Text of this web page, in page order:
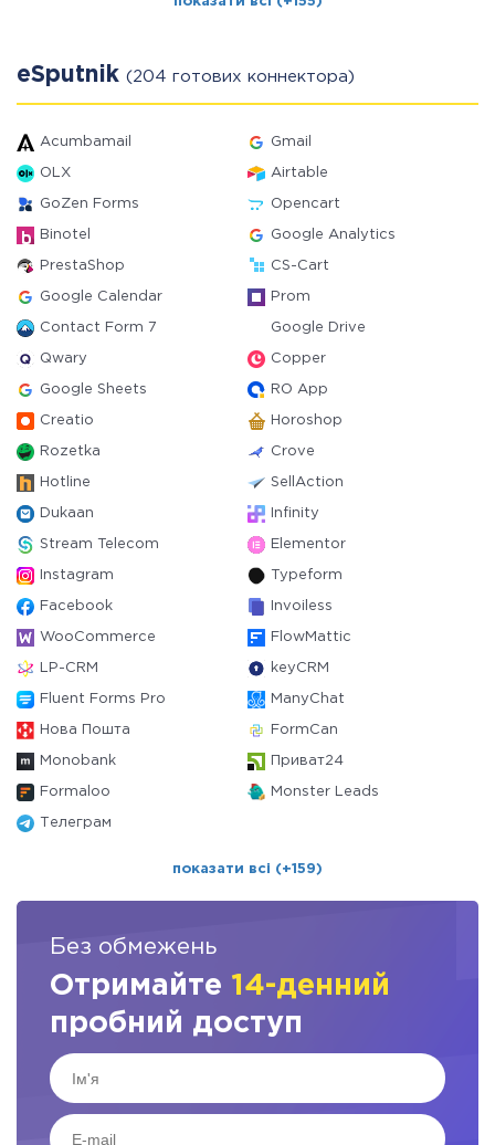
eSputnik (204 готових коннектора)
Acumbamail Gmail
OLX Airtable
GoZen Forms Opencart
Binotel Google Analytics
PrestaShop CS-Cart
Google Calendar Prom
Contact Form 7 Google Drive
Qwary Copper
Google Sheets RO App
Creatio Horoshop
Rozetka Crove
Hotline SellAction
Dukaan Infinity
Stream Telecom Elementor
Instagram Typeform
Facebook Invoiless
WooCommerce FlowMattic
LP-CRM keyCRM
Fluent Forms Pro ManyChat
Нова Пошта FormCan
Monobank Приват24
Formaloo Monster Leads
Телеграм
показати всі (+159)
Без обмежень
Отримайте 14-денний
пробний доступ